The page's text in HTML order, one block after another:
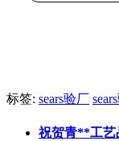
标签: sears验厂
祝贺青**工艺